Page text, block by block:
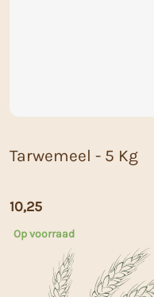
Tarwemeel - 5 Kg
10,25
Op voorraad